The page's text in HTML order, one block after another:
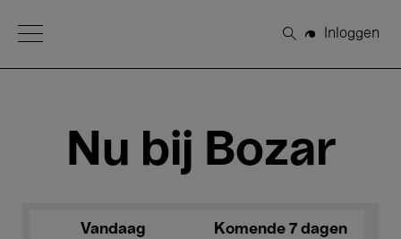
Open Menu
Zoeken
Inloggen
Nu bij Bozar
Vandaag Komende 7 dagen